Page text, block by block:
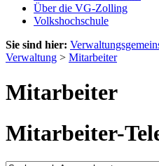
Über die VG-Zolling
Volkshochschule
Sie sind hier:
Verwaltung > Mitarbeiter
Mitarbeiter
Mitarbeiter-